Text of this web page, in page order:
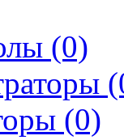
(0)
(0)